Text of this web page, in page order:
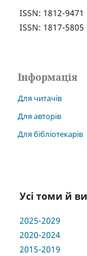
ISSN: 1812-9471
ISSN: 1817-5805
Інформація
Для читачів
Для авторів
Для бібліотекарів
Усі томи й
2025-2029
2020-2024
2015-2019